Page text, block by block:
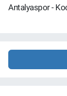
Antalyaspor -